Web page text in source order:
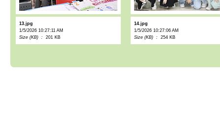
13.jpg
1/5/2026 10:27:11 AM
Size (KB) : 201 KB
14.jpg
1/5/2026 10:27:06 AM
Size (KB) : 254 KB